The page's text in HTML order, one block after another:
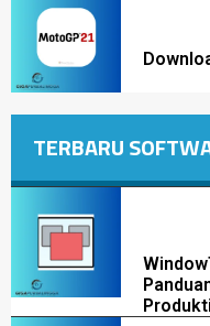
TERBARU